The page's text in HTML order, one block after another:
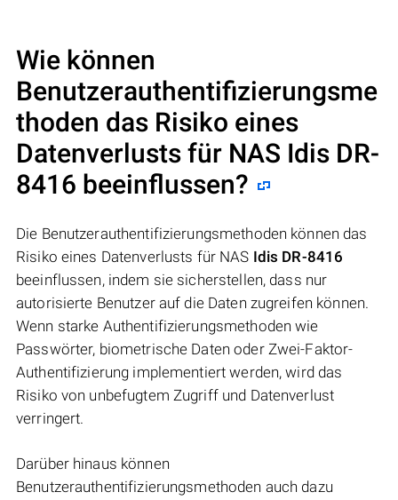
Wie können
Benutzerauthentifizierungsme
thoden das Risiko eines
Datenverlusts für NAS Idis DR-
8416 beeinflussen?
Die Benutzerauthentifizierungsmethoden können das
Risiko eines Datenverlusts für NAS Idis DR-8416
beeinflussen, indem sie sicherstellen, dass nur
autorisierte Benutzer auf die Daten zugreifen können.
Wenn starke Authentifizierungsmethoden wie
Passwörter, biometrische Daten oder Zwei-Faktor-
Authentifizierung implementiert werden, wird das
Risiko von unbefugtem Zugriff und Datenverlust
verringert.
Darüber hinaus können
Benutzerauthentifizierungsmethoden auch dazu